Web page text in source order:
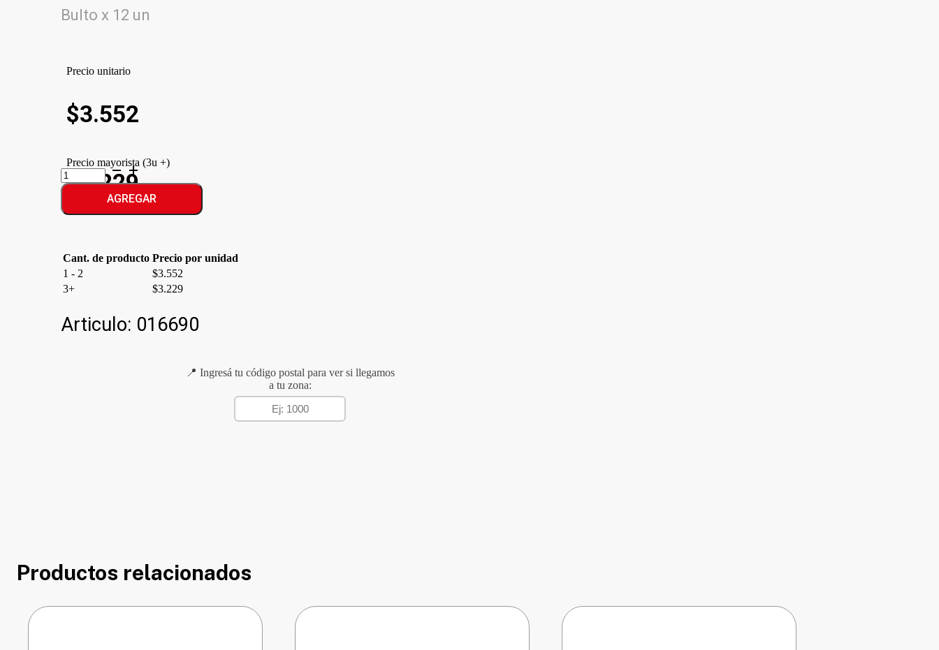
Bulto x 12 un
Precio unitario
$3.552
Precio mayorista (3u +)
$3.229
AXE
DEO
BS.
AER.BLACK
cantidad
AGREGAR
Cant. de producto Precio por unidad
1 - 2
$3.552
3+
$3.229
Articulo: 016690
📍 Ingresá tu código postal para ver si llegamos
a tu zona:
Productos relacionados